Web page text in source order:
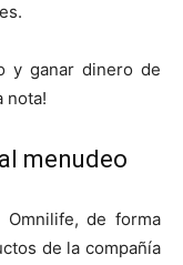
y ganar dinero de
nota!
menudeo
de forma
de la compañía